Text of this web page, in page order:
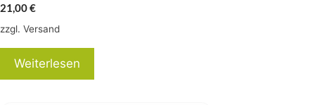
21,00€
zzgl. Versand
Weiterlesen